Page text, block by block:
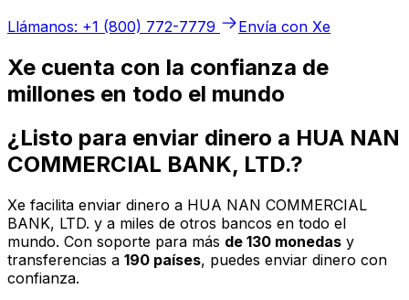
Llámanos: +1 (800) 772-7779
Envía con Xe
Xe cuenta con la confianza de
millones en todo el mundo
¿Listo para enviar dinero a HUA NAN
COMMERCIAL BANK, LTD.?
Xe facilita enviar dinero a HUA NAN COMMERCIAL
BANK, LTD. y a miles de otros bancos en todo el
mundo. Con soporte para más de 130 monedas y
transferencias a 190 países, puedes enviar dinero con
confianza.